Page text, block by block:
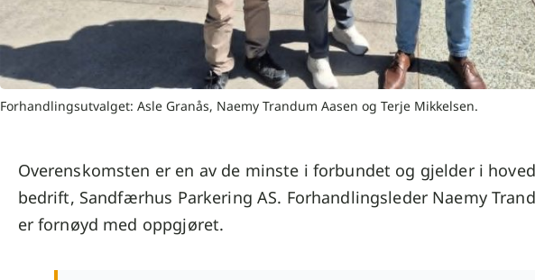
Forhandlingsutvalget: Asle Granås, Naemy Trandum Aasen og Terje Mikkelsen.
Overenskomsten er en av de minste i forbundet og gjelder i
bedrift, Sandfærhus Parkering AS. Forhandlingsleder Naemy
er fornøyd med oppgjøret.